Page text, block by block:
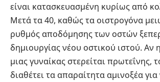
είναι κατασκευασμένη κυρίως από
Μετά τα 40, καθώς τα οιστρογόνα
ρυθμός αποδόμησης των οστών
δημιουργίας νέου οστικού ιστού. Αν
μιας γυναίκας στερείται πρωτεΐνης,
διαθέτει τα απαραίτητα αμινοξέα